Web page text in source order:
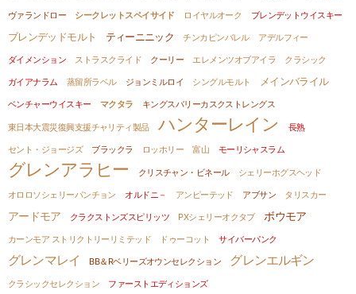
ヴァランドロー
シークレットスペイサイド ロイヤルオーク ブレンデットウイスキー
ブレンデッドモルト ティーニニック チンカピンバレル
アデルフィー
ダイメンション
ストラスクライド クーリー エレメンツオブアイラ
クラシック
ガイアナラム
蒸留所ラベル ジョンミルロイ シングルモルト メインバライル
ベンチャーウイスキー マクタラ キングスバリーカスクストレングス
東日本大震災復興支援チャリティ製品 ハンターレイン
長熟
セント・ジョージズ
ブラックラ ロッホリー 富山 モーリシャスラム
グレンアラヒー クリスチャン・ビネール
シェリーホグスヘッド
オロロソシェリーパンチョン
オルドニ－ アンピーテッド アブサン タリスカー
アードモア クラクストンズスピリッツ PXシェリーオクタブ ボウモア
カーンモア ストリクトリーリミテッド ドゥーコット サイバーパンク
グレンマレイ BB＆Rベリーズオウンセレクション グレンエルギン
クラシックセレクション
ファーストエディションズ